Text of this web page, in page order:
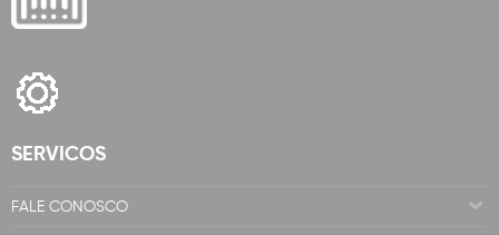
SERVICOS
FALE CONOSCO